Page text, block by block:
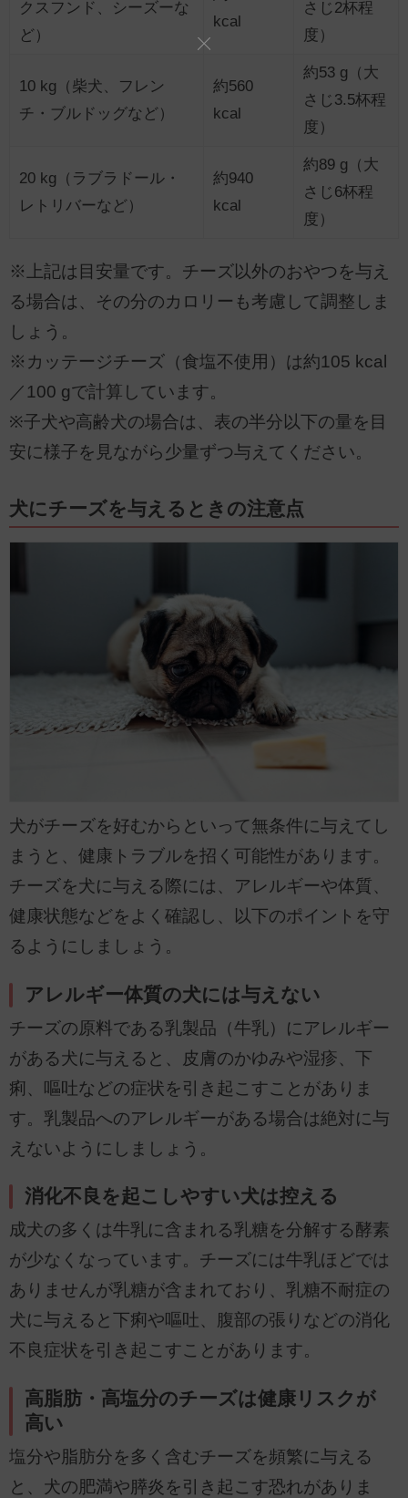
クスフンド、シーズーな
ど）
kcal
さじ2杯程
度）
10 kg（柴犬、フレン
チ・ブルドッグなど）
約560
kcal
約53 g（大
さじ3.5杯程
度）
20 kg（ラブラドール・
レトリバーなど）
約940
kcal
約89 g（大
さじ6杯程
度）
※上記は目安量です。チーズ以外のおやつを与え
る場合は、その分のカロリーも考慮して調整しま
しょう。
※カッテージチーズ（食塩不使用）は約105 kcal
／100 gで計算しています。
※子犬や高齢犬の場合は、表の半分以下の量を目
安に様子を見ながら少量ずつ与えてください。
犬にチーズを与えるときの注意点
犬がチーズを好むからといって無条件に与えてし
まうと、健康トラブルを招く可能性があります。
チーズを犬に与える際には、アレルギーや体質、
健康状態などをよく確認し、以下のポイントを守
るようにしましょう。
アレルギー体質の犬には与えない
チーズの原料である乳製品（牛乳）にアレルギー
がある犬に与えると、皮膚のかゆみや湿疹、下
痢、嘔吐などの症状を引き起こすことがありま
す。乳製品へのアレルギーがある場合は絶対に与
えないようにしましょう。
消化不良を起こしやすい犬は控える
成犬の多くは牛乳に含まれる乳糖を分解する酵素
が少なくなっています。チーズには牛乳ほどでは
ありませんが乳糖が含まれており、乳糖不耐症の
犬に与えると下痢や嘔吐、腹部の張りなどの消化
不良症状を引き起こすことがあります。
高脂肪・高塩分のチーズは健康リスクが
高い
塩分や脂肪分を多く含むチーズを頻繁に与える
と、犬の肥満や膵炎を引き起こす恐れがありま